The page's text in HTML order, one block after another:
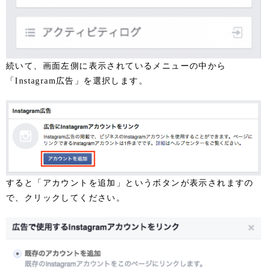
続いて、画面左側に表示されているメニューの中から
「Instagram広告」を選択します。
すると「アカウントを追加」というボタンが表示されますの
で、クリックしてください。